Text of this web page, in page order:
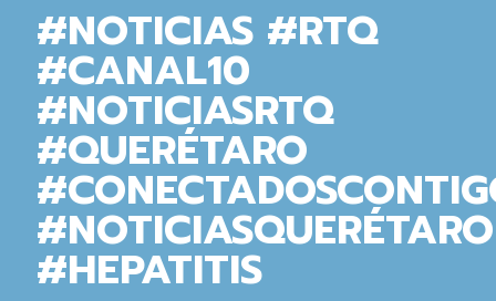
#NOTICIAS #RTQ
#CANAL10
#NOTICIASRTQ
#QUERÉTARO
#NOTICIASQUERÉTARO
#HEPATITIS